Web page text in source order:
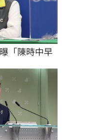
「陳時中早